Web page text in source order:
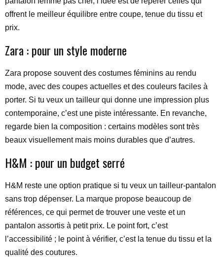
offrent le meilleur équilibre entre coupe, tenue du tissu et
prix.
Zara : pour un style moderne
Zara propose souvent des costumes féminins au rendu
mode, avec des coupes actuelles et des couleurs faciles à
porter. Si tu veux un tailleur qui donne une impression plus
contemporaine, c’est une piste intéressante. En revanche,
regarde bien la composition : certains modèles sont très
beaux visuellement mais moins durables que d’autres.
H&M : pour un budget serré
H&M reste une option pratique si tu veux un tailleur-pantalon
sans trop dépenser. La marque propose beaucoup de
références, ce qui permet de trouver une veste et un
pantalon assortis à petit prix. Le point fort, c’est
l’accessibilité ; le point à vérifier, c’est la tenue du tissu et la
qualité des coutures.